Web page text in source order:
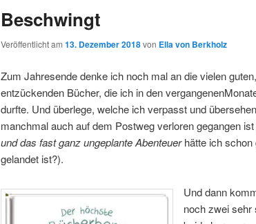
Beschwingt
Veröffentlicht am 13. Dezember 2018von Ella von Berkholz
Zum Jahresende denke ich noch mal an die vielen
entzückenden Bücher, die ich in den
durfte. Und überlege, welche ich verpasst und
manchmal auch auf dem Postweg verloren gegangen
und das fast ganz ungeplante Abenteuerhätte ich schon
gelandet ist?).
Und dann
noch zwei sehr